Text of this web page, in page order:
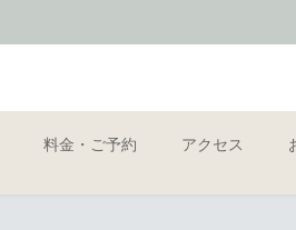
料金・ご予約 アクセス